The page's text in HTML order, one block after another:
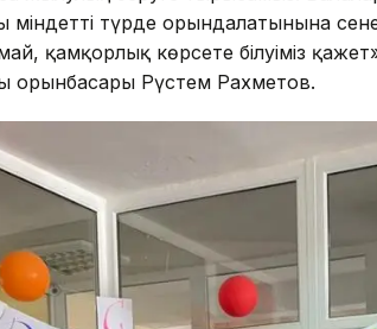
міндетті түрде орындалатынына
қамқорлық көрсете білуіміз
орынбасары Рүстем Рахметов.